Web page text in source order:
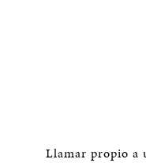
Llamar propio a